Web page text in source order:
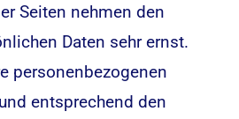
Seiten nehmen den
Daten sehr ernst.
personenbezogenen
entsprechend den